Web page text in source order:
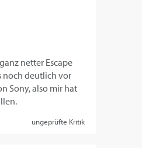
netter Escape
noch deutlich vor
Sony, also mir hat
ungeprüfte Kritik